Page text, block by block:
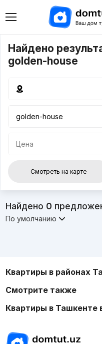
Найдено
golden-house
Цена
Смотреть на карте
Найдено 0
По умолчанию
Квартиры в районах
Смотрите также
Квартиры в Ташкенте